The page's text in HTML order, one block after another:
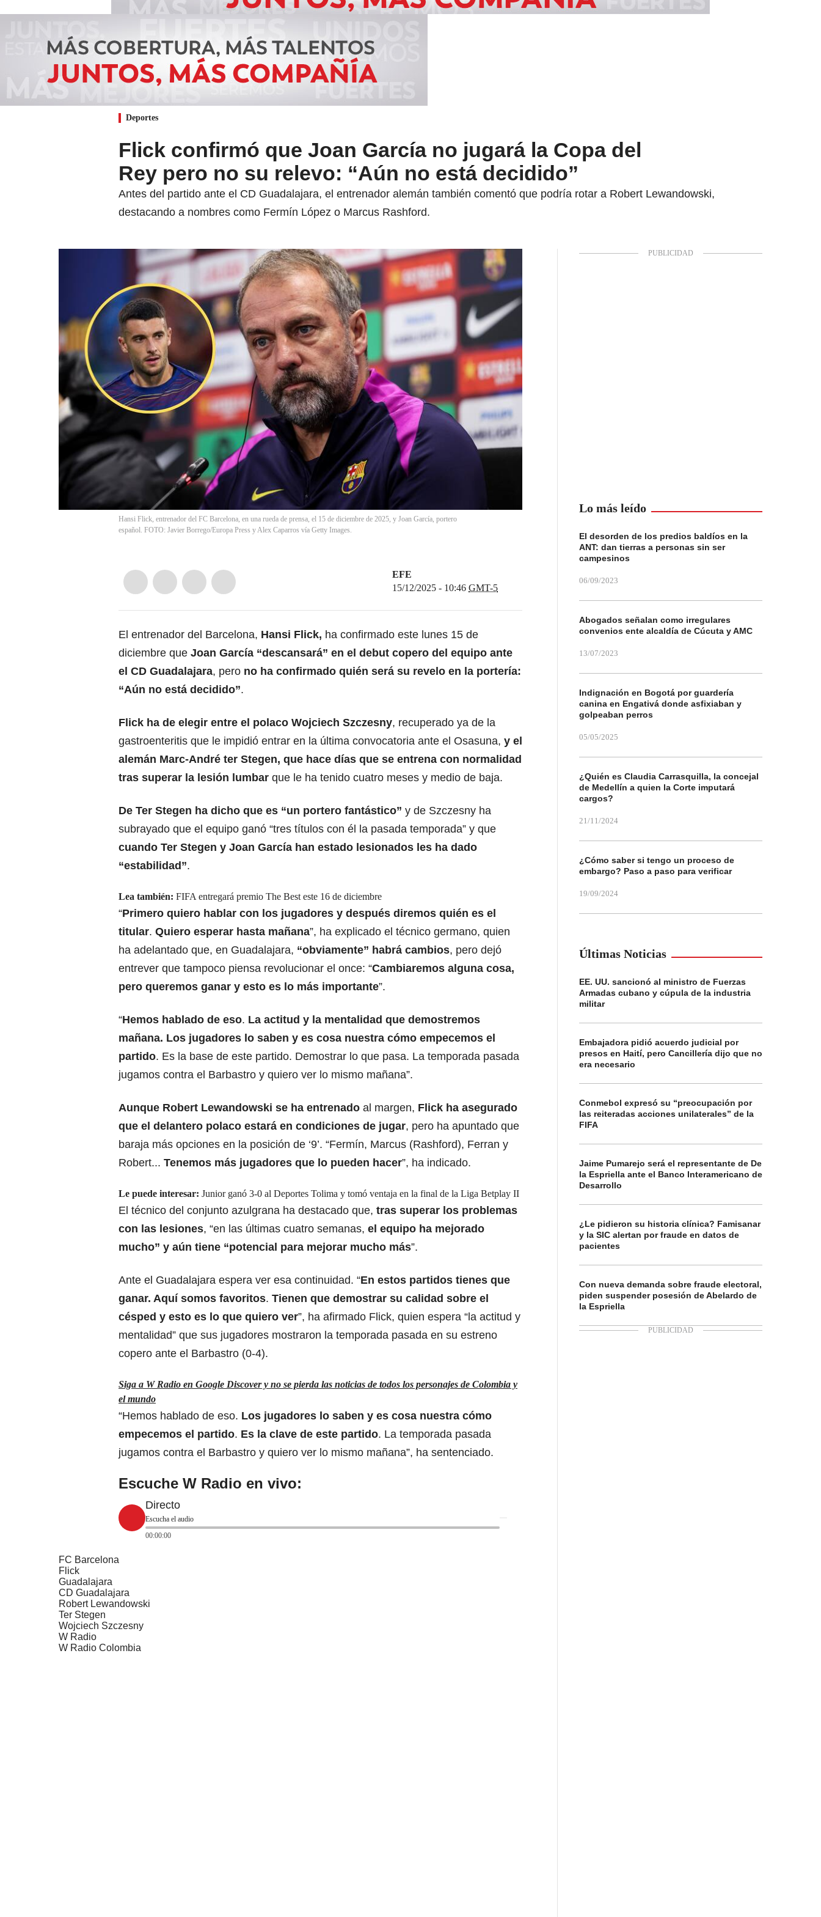
Deportes
Flick confirmó que Joan García no jugará la Copa del
Rey pero no su relevo: “Aún no está decidido”
Antes del partido ante el CD Guadalajara, el entrenador alemán también comentó que podría rotar a Robert Lewandowski,
destacando a nombres como Fermín López o Marcus Rashford.
Hansi Flick, entrenador del FC Barcelona, en una rueda de prensa, el 15 de diciembre de 2025, y Joan García, portero
español. FOTO: Javier Borrego/Europa Press y Alex Caparros vía Getty Images.
EFE
15/12/2025 - 10:46 GMT-5
El entrenador del Barcelona, Hansi Flick, ha confirmado este lunes 15 de
diciembre que Joan García “descansará” en el debut copero del equipo ante
el CD Guadalajara, pero no ha confirmado quién será su revelo en la portería:
“Aún no está decidido”.
Flick ha de elegir entre el polaco Wojciech Szczesny, recuperado ya de la
gastroenteritis que le impidió entrar en la última convocatoria ante el Osasuna, y el
alemán Marc-André ter Stegen, que hace días que se entrena con normalidad
tras superar la lesión lumbar que le ha tenido cuatro meses y medio de baja.
De Ter Stegen ha dicho que es “un portero fantástico” y de Szczesny ha
subrayado que el equipo ganó “tres títulos con él la pasada temporada” y que
cuando Ter Stegen y Joan García han estado lesionados les ha dado
“estabilidad”.
Lea también: FIFA entregará premio The Best este 16 de diciembre
“Primero quiero hablar con los jugadores y después diremos quién es el
titular. Quiero esperar hasta mañana”, ha explicado el técnico germano, quien
ha adelantado que, en Guadalajara, “obviamente” habrá cambios, pero dejó
entrever que tampoco piensa revolucionar el once: “Cambiaremos alguna cosa,
pero queremos ganar y esto es lo más importante”.
“Hemos hablado de eso. La actitud y la mentalidad que demostremos
mañana. Los jugadores lo saben y es cosa nuestra cómo empecemos el
partido. Es la base de este partido. Demostrar lo que pasa. La temporada pasada
jugamos contra el Barbastro y quiero ver lo mismo mañana”.
Aunque Robert Lewandowski se ha entrenado al margen, Flick ha asegurado
que el delantero polaco estará en condiciones de jugar, pero ha apuntado que
baraja más opciones en la posición de ‘9’. “Fermín, Marcus (Rashford), Ferran y
Robert... Tenemos más jugadores que lo pueden hacer”, ha indicado.
Le puede interesar: Junior ganó 3-0 al Deportes Tolima y tomó ventaja en la final de la Liga Betplay II
El técnico del conjunto azulgrana ha destacado que, tras superar los problemas
con las lesiones, “en las últimas cuatro semanas, el equipo ha mejorado
mucho” y aún tiene “potencial para mejorar mucho más”.
Ante el Guadalajara espera ver esa continuidad. “En estos partidos tienes que
ganar. Aquí somos favoritos. Tienen que demostrar su calidad sobre el
césped y esto es lo que quiero ver”, ha afirmado Flick, quien espera “la actitud y
mentalidad” que sus jugadores mostraron la temporada pasada en su estreno
copero ante el Barbastro (0-4).
Siga a W Radio en Google Discover y no se pierda las noticias de todos los personajes de Colombia y
el mundo
“Hemos hablado de eso. Los jugadores lo saben y es cosa nuestra cómo
empecemos el partido. Es la clave de este partido. La temporada pasada
jugamos contra el Barbastro y quiero ver lo mismo mañana”, ha sentenciado.
Escuche W Radio en vivo:
Directo
Escucha el audio
00:00:00
FC Barcelona
Flick
Guadalajara
CD Guadalajara
Robert Lewandowski
Ter Stegen
Wojciech Szczesny
W Radio
W Radio Colombia
Lo más leído
El desorden de los predios baldíos en la
ANT: dan tierras a personas sin ser
campesinos
06/09/2023
Abogados señalan como irregulares
convenios ente alcaldía de Cúcuta y AMC
13/07/2023
Indignación en Bogotá por guardería
canina en Engativá donde asfixiaban y
golpeaban perros
05/05/2025
¿Quién es Claudia Carrasquilla, la concejal
de Medellín a quien la Corte imputará
cargos?
21/11/2024
¿Cómo saber si tengo un proceso de
embargo? Paso a paso para verificar
19/09/2024
Últimas Noticias
EE. UU. sancionó al ministro de Fuerzas
Armadas cubano y cúpula de la industria
militar
Embajadora pidió acuerdo judicial por
presos en Haití, pero Cancillería dijo que no
era necesario
Conmebol expresó su “preocupación por
las reiteradas acciones unilaterales” de la
FIFA
Jaime Pumarejo será el representante de De
la Espriella ante el Banco Interamericano de
Desarrollo
¿Le pidieron su historia clínica? Famisanar
y la SIC alertan por fraude en datos de
pacientes
Con nueva demanda sobre fraude electoral,
piden suspender posesión de Abelardo de
la Espriella